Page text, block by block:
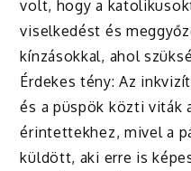
volt, hogy a
viselkedést és
kínzásokkal, ahol
Érdekes tény: Az
és a püspök közti viták
érintettekhez, mivel a
küldött, aki erre is